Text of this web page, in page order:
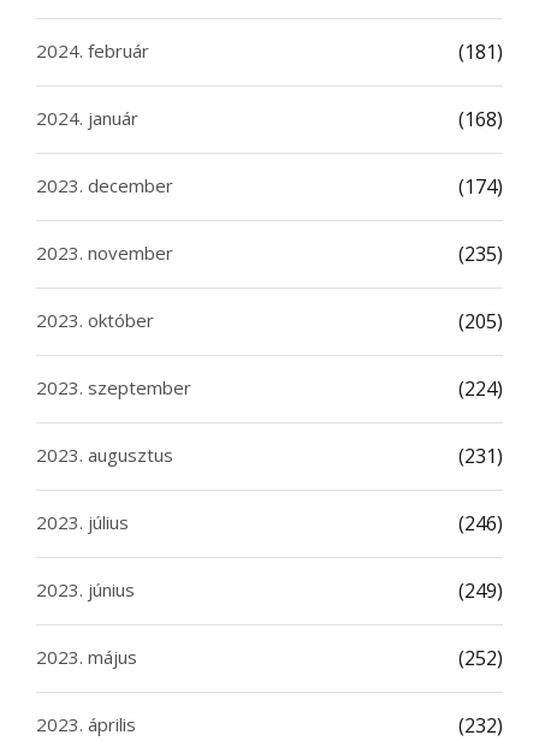
2024. február (181)
2024. január (168)
2023. december (174)
2023. november (235)
2023. október (205)
2023. szeptember (224)
2023. augusztus (231)
2023. július (246)
2023. június (249)
2023. május (252)
2023. április (232)